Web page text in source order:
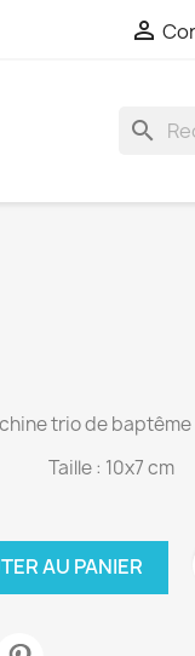

search
trio de baptême
Taille : 10x7 cm
AU PANIER